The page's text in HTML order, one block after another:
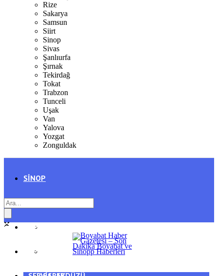
Rize
Sakarya
Samsun
Siirt
Sinop
Sivas
Şanlıurfa
Şırnak
Tekirdağ
Tokat
Trabzon
Tunceli
Uşak
Van
Yalova
Yozgat
Zonguldak
SINOP
AYANCIK
GENEL
SPOR